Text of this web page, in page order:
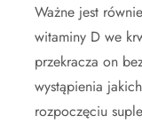
Ważne jest
witaminy D we
przekracza on
wystąpienia
rozpoczęciu